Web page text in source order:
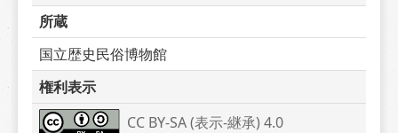
所蔵
国立歴史民俗博物館
権利表示
CC BY-SA (表示-継承) 4.0